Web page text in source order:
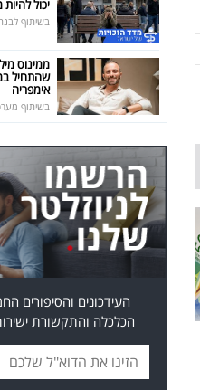
יכול
בשיתוף
שהתחיל
אימפריה
בשיתוף
העידכונים והסיפורים
הכלכלה והתקשורת